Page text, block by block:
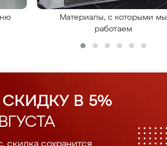
Материалы, с которыми мы
работаем
В 5%
скидка сохранится.